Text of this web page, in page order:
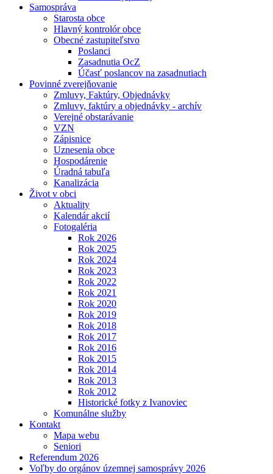
Samospráva
Starosta obce
Hlavný kontrolór obce
Obecné zastupiteľstvo
Poslanci
Zasadnutia OcZ
Účasť poslancov na zasadnutiach
Povinné zverejňovanie
Zmluvy, Faktúry, Objednávky
Zmluvy, faktúry a objednávky - archív
Verejné obstarávanie
VZN
Zápisnice
Uznesenia obce
Hospodárenie
Úradná tabuľa
Kanalizácia
Život v obci
Aktuality
Kalendár akcií
Fotogaléria
Rok 2026
Rok 2025
Rok 2024
Rok 2023
Rok 2022
Rok 2021
Rok 2020
Rok 2019
Rok 2018
Rok 2017
Rok 2016
Rok 2015
Rok 2014
Rok 2013
Rok 2012
Historické fotky z Ivanoviec
Komunálne služby
Kontakt
Mapa webu
Seniori
Referendum 2026
Voľby do orgánov územnej samosprávy 2026